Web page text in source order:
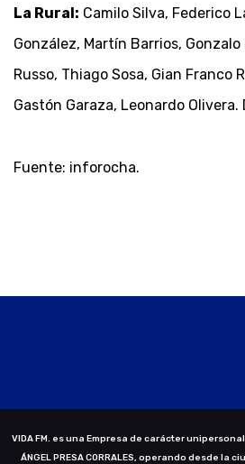
La Rural: Camilo Silva, Federico
González, Martín Barrios, Gonzalo
Russo, Thiago Sosa, Gian Franco
Gastón Garaza, Leonardo Olivera.
Fuente: inforocha.
VIDA FM. es una Empresa de carácter
ÁNGEL PRESA CORRALES, operando desde la